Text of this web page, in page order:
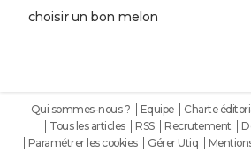
choisir un bon melon
Qui sommes-nous ? Equipe Charte
Tous les articles
RSS Recrutement
Paramétrer les cookies
Gérer Utiq